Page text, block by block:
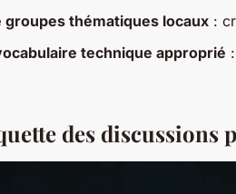
groupes thématiques locaux :
technique approprié
des discussions